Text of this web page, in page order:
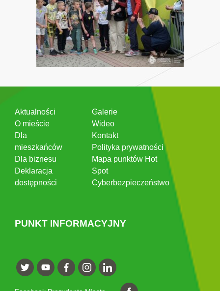
Aktualności
O mieście
Dla
mieszkańców
Dla biznesu
Deklaracja
dostępności
Galerie
Wideo
Kontakt
Polityka prywatności
Mapa punktów Hot
Spot
Cyberbezpieczeństwo
PUNKT INFORMACYJNY